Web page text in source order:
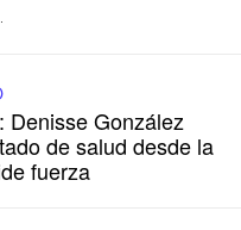
Denisse González
de salud desde la
fuerza